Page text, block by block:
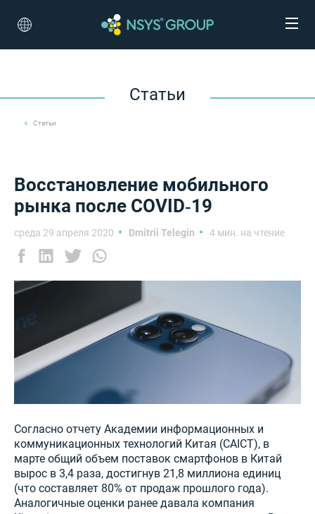
Статьи
Статьи
Восстановление мобильного
рынка после COVID‑19
среда 29 апреля 2020 Dmitrii Telegin 4 мин. на чтение
Согласно отчету Академии информационных и
коммуникационных технологий Китая (CAICT), в
марте общий объем поставок смартфонов в Китай
вырос в 3,4 раза, достигнув 21,8 миллиона единиц
(что составляет 80% от продаж прошлого года).
Аналогичные оценки ранее давала компания